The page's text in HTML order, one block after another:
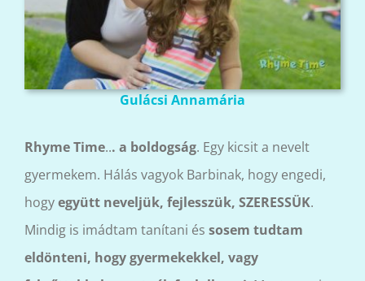
Gulácsi Annamária
Rhyme Time... a boldogság. Egy kicsit a nevelt
gyermekem. Hálás vagyok Barbinak, hogy engedi,
hogyegyütt neveljük, fejlesszük, SZERESSÜK.
Mindig is imádtam tanítani és sosem tudtam
eldönteni, hogy gyermekekkel, vagy